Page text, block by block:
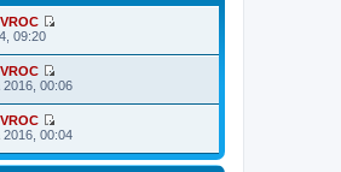
VROC
a
z
ť
o
09:20
VROC
Z
a
z
i
2016, 00:06
VROC
Z
b
2016, 00:04